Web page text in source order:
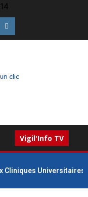
clic
Vigil'Info TV
Cliniques